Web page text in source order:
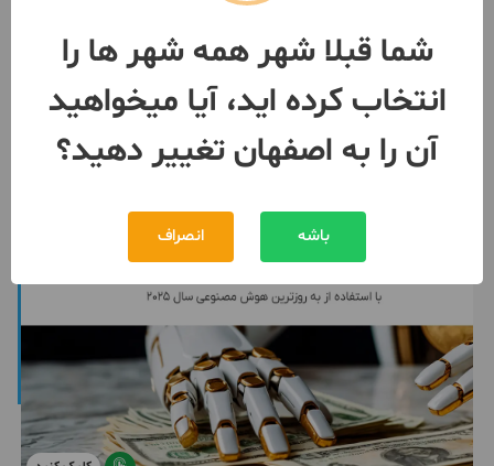
اجاره
30,000,000 تومان
2 روز پیش 091360***88
شما قبلا شهر همه شهر ها را
انتخاب کرده اید، آیا میخواهید
آن را به اصفهان تغییر دهید؟
باشه انصراف